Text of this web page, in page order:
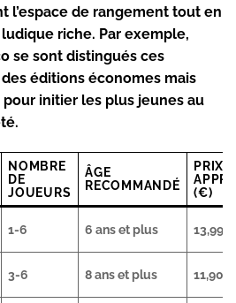
l’espace de rangement tout en
riche. Par exemple,
se sont distingués ces
éditions économes mais
initier les plus jeunes au
NOMBRE
DE
JOUEURS
ÂGE
RECOMMANDÉ
PRIX
(€)
1-6 6 ans et plus 13,99 €
3-6 8 ans et plus 11,90 €